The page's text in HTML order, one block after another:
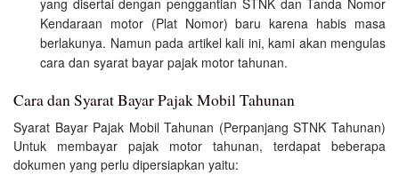
yang disertai dengan penggantian STNK dan Tanda Nomor
Kendaraan motor (Plat Nomor) baru karena habis masa
berlakunya. Namun pada artikel kali ini, kami akan mengulas
cara dan syarat bayar pajak motor tahunan.
Cara dan Syarat Bayar Pajak Mobil Tahunan
Syarat Bayar Pajak Mobil Tahunan (Perpanjang STNK Tahunan)
Untuk membayar pajak motor tahunan, terdapat beberapa
dokumen yang perlu dipersiapkan yaitu: